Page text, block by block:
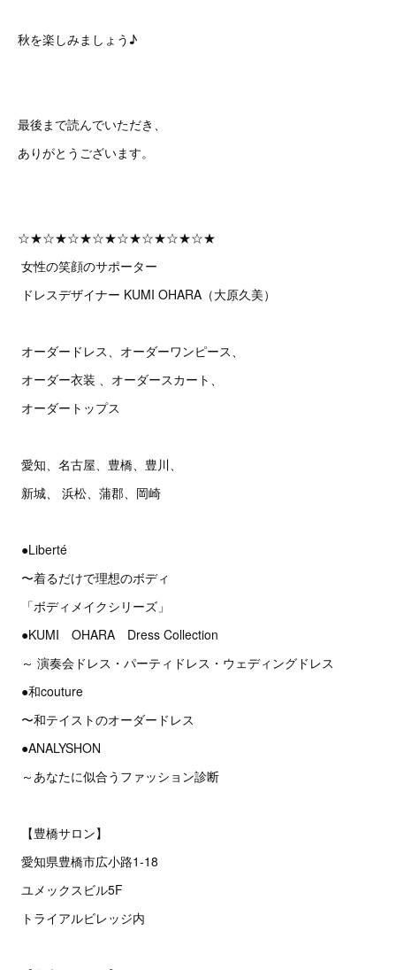
秋を楽しみましょう♪
最後まで読んでいただき、
ありがとうございます。
☆★☆★☆★☆★☆★☆★☆★☆★
女性の笑顔のサポーター
ドレスデザイナー KUMI OHARA（大原久美）
オーダードレス、オーダーワンピース、
オーダー衣装 、オーダースカート、
オーダートップス
愛知、名古屋、豊橋、豊川、
新城、 浜松、蒲郡、岡崎
●Liberté
〜着るだけで理想のボディ
「ボディメイクシリーズ」
●KUMI OHARA Dress Collection
～ 演奏会ドレス・パーティドレス・ウェディングドレス
●和couture
〜和テイストのオーダードレス
●ANALYSHON
～あなたに似合うファッション診断
【豊橋サロン】
愛知県豊橋市広小路1-18
ユメックスビル5F
トライアルビレッジ内